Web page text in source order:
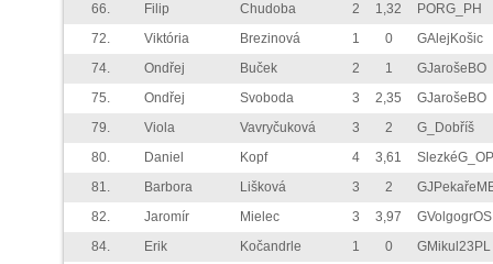
66.
Filip Chudoba 2 1,32
PORG_PH
72.
Viktória Brezinová 1 0
GAlejKošic
74.
Ondřej Buček 2 1
GJarošeBO
75.
Ondřej Svoboda 3 2,35
GJarošeBO
79.
Viola Vavryčuková 3 2
G_Dobříš
80.
Daniel Kopf 4 3,61
SlezkéG_OP
81.
Barbora Lišková 3 2
82.
Jaromír Mielec 3 3,97
GVolgogrOS
84.
Erik Kočandrle 1 0
GMikul23PL